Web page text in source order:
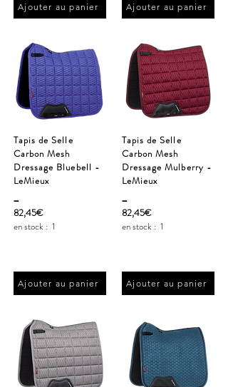
Ajouter au panier
Tapis de Selle
Carbon Mesh
Dressage Bluebell -
LeMieux
_
82,45€
en stock : 1
Ajouter au panier
Ajouter au panier
Tapis de Selle
Carbon Mesh
Dressage Mulberry -
LeMieux
_
82,45€
en stock : 1
Ajouter au panier